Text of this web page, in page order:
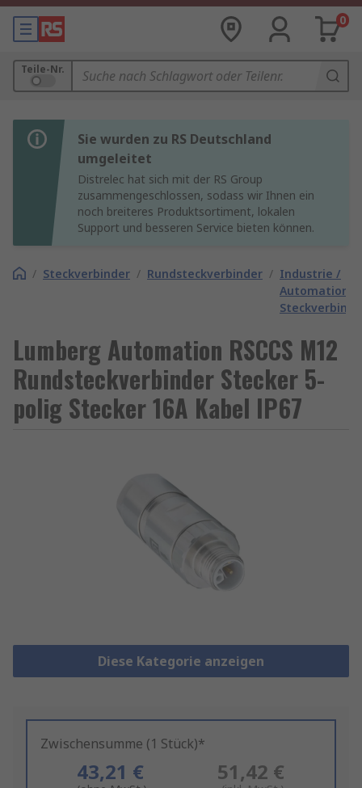
0
Teile-Nr.
Sie wurden zu RS Deutschland
umgeleitet
Distrelec hat sich mit der RS Group
zusammengeschlossen, sodass wir Ihnen ein
noch breiteres Produktsortiment, lokalen
Support und besseren Service bieten können.
/ Steckverbinder / Rundsteckverbinder / Industrie /
Automation
Lumberg Automation RSCCS M12
Rundsteckverbinder Stecker 5-
polig Stecker 16A Kabel IP67
Diese Kategorie anzeigen
Zwischensumme (1 Stück)*
43,21 € 51,42 €